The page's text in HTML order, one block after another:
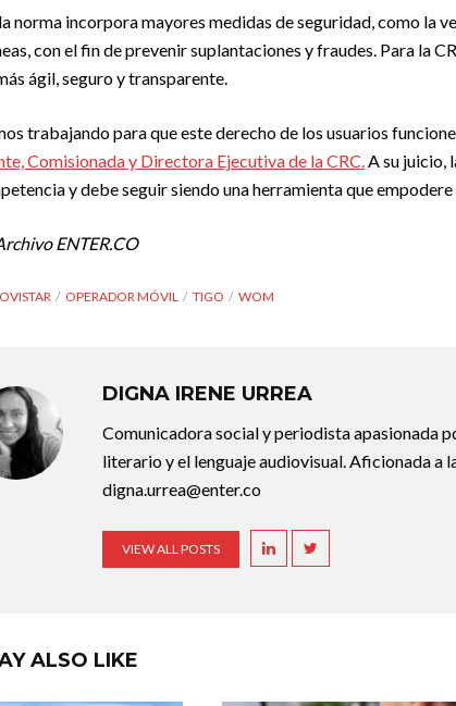
norma incorpora mayores medidas de seguridad, como la
con el fin de prevenir suplantaciones y fraudes. Para la
ágil, seguro y transparente.
trabajando para que este derecho de los usuarios
Comisionada y Directora Ejecutiva de la CRC.A su juicio,
y debe seguir siendo una herramienta que empodere
ENTER.CO
OPERADOR MÓVIL TIGO WOM
DIGNA IRENE URREA
Comunicadora social y periodista apasionada
literario y el lenguaje audiovisual. Aficionada a
digna.urrea@enter.co
VIEW ALL POSTS
ALSO LIKE